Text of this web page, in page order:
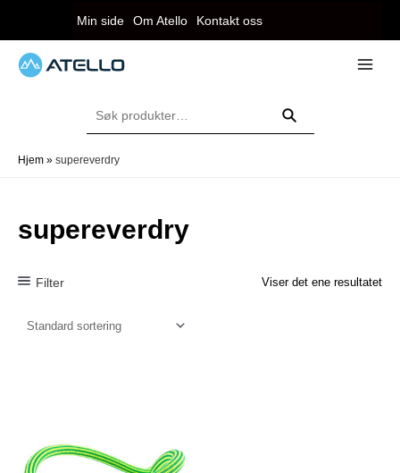
til
innholdet
Min side Om Atello Kontakt oss
Hjem » supereverdry
supereverdry
Filter Viser det ene resultatet